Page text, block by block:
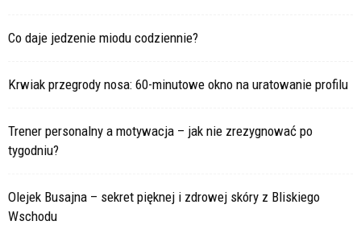
Co daje jedzenie miodu codziennie?
Krwiak przegrody nosa: 60-minutowe okno na uratowanie profilu
Trener personalny a motywacja – jak nie zrezygnować po
tygodniu?
Olejek Busajna – sekret pięknej i zdrowej skóry z Bliskiego
Wschodu